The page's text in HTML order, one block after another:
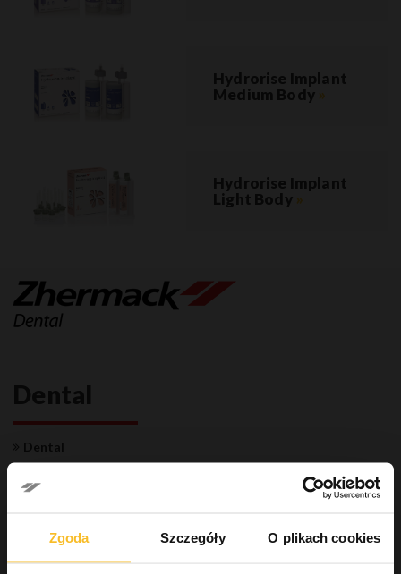
Zgoda Szczegóły O plikach cookies
Hydrorise Implant
Medium Body »
Hydrorise Implant
Light Body »
Dental
Dental
Wycisk roboczy